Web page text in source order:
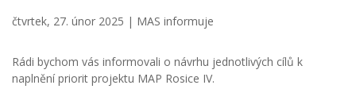
čtvrtek, 27. únor 2025 | MAS informuje
Rádi bychom vás informovali o návrhu jednotlivých cílů k
naplnění priorit projektu MAP Rosice IV.